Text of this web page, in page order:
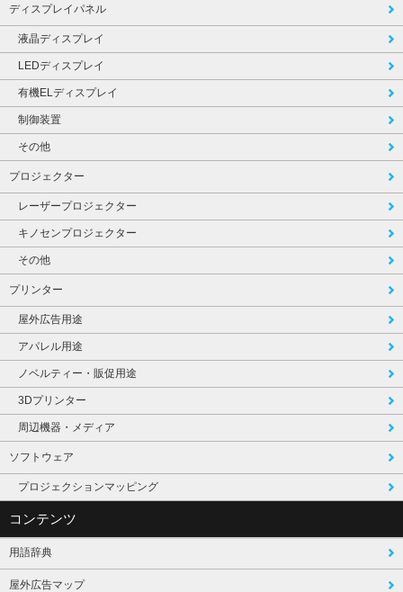
ディスプレイパネル
液晶ディスプレイ
LEDディスプレイ
有機ELディスプレイ
制御装置
その他
プロジェクター
レーザープロジェクター
キノセンプロジェクター
その他
プリンター
屋外広告用途
アパレル用途
ノベルティー・販促用途
3Dプリンター
周辺機器・メディア
ソフトウェア
プロジェクションマッピング
コンテンツ
用語辞典
屋外広告マップ